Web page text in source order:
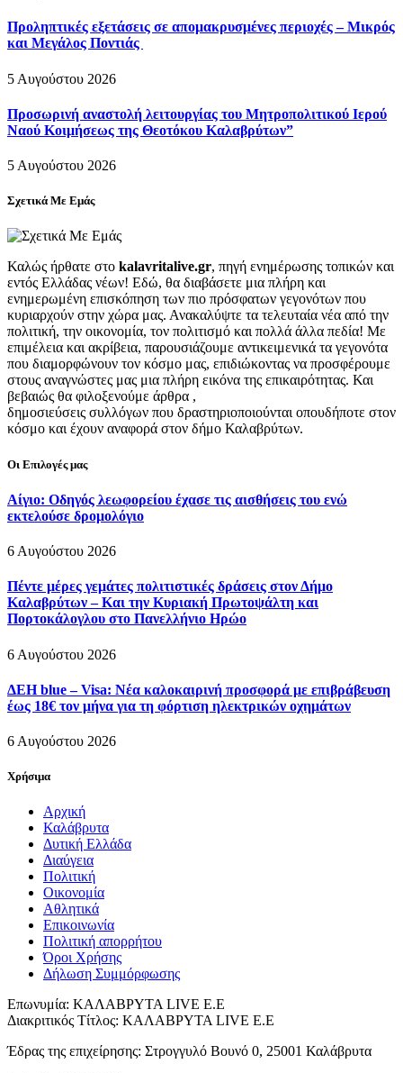
Προληπτικές εξετάσεις σε απομακρυσμένες περιοχές – Μικρός
και Μεγάλος Ποντιάς
5 Αυγούστου 2026
Προσωρινή αναστολή λειτουργίας του Μητροπολιτικού Ιερού
Ναού Κοιμήσεως της Θεοτόκου Καλαβρύτων”
5 Αυγούστου 2026
Σχετικά Με Εμάς
Καλώς ήρθατε στο kalavritalive.gr, πηγή ενημέρωσης τοπικών και
εντός Ελλάδας νέων! Εδώ, θα διαβάσετε μια πλήρη και
ενημερωμένη επισκόπηση των πιο πρόσφατων γεγονότων που
κυριαρχούν στην χώρα μας. Ανακαλύψτε τα τελευταία νέα από την
πολιτική, την οικονομία, τον πολιτισμό και πολλά άλλα πεδία! Με
επιμέλεια και ακρίβεια, παρουσιάζουμε αντικειμενικά τα γεγονότα
που διαμορφώνουν τον κόσμο μας, επιδιώκοντας να προσφέρουμε
στους αναγνώστες μας μια πλήρη εικόνα της επικαιρότητας. Και
βεβαιώς θα φιλοξενούμε άρθρα ,
δημοσιεύσεις συλλόγων που δραστηριοποιούνται οπουδήποτε στον
κόσμο και έχουν αναφορά στον δήμο Καλαβρύτων.
Οι Επιλογές μας
Αίγιο: Οδηγός λεωφορείου έχασε τις αισθήσεις του ενώ
εκτελούσε δρομολόγιο
6 Αυγούστου 2026
Πέντε μέρες γεμάτες πολιτιστικές δράσεις στον Δήμο
Καλαβρύτων – Και την Κυριακή Πρωτοψάλτη και
Πορτοκάλογλου στο Πανελλήνιο Ηρώο
6 Αυγούστου 2026
ΔΕΗ blue – Visa: Νέα καλοκαιρινή προσφορά με επιβράβευση
έως 18€ τον μήνα για τη φόρτιση ηλεκτρικών οχημάτων
6 Αυγούστου 2026
Χρήσιμα
Αρχική
Καλάβρυτα
Δυτική Ελλάδα
Διαύγεια
Πολιτική
Οικονομία
Αθλητικά
Επικοινωνία
Πολιτική απορρήτου
Όροι Χρήσης
Δήλωση Συμμόρφωσης
Επωνυμία: ΚΑΛΑΒΡΥΤΑ LIVE Ε.Ε
Διακριτικός Τίτλος: ΚΑΛΑΒΡΥΤΑ LIVE E.E
Έδρας της επιχείρησης: Στρογγυλό Βουνό 0, 25001 Καλάβρυτα